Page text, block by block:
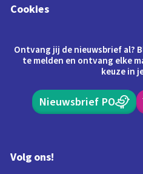
Cookies
Ontvang jij de nieuwsbrief al?
te melden en ontvang elke
keuze in
Nieuwsbrief PO
Volg ons!